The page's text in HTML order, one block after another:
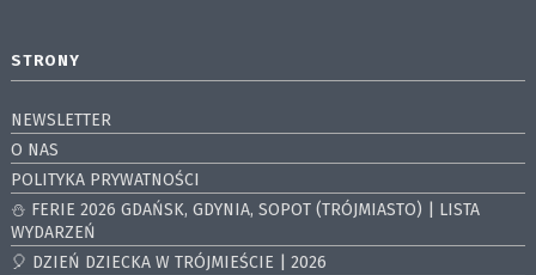
STRONY
NEWSLETTER
O NAS
POLITYKA PRYWATNOŚCI
⛄️ FERIE 2026 GDAŃSK, GDYNIA, SOPOT (TRÓJMIASTO) | LISTA
WYDARZEŃ
🎈 DZIEŃ DZIECKA W TRÓJMIEŚCIE | 2026